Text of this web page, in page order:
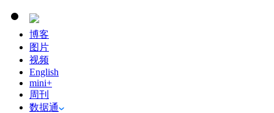
博客
图片
视频
English
mini+
周刊
数据通